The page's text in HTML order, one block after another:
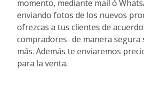
momento, mediante mail ó
enviando fotos de los nuevos
ofrezcas a tus clientes de
compradores- de manera segura
más. Además te enviaremos
para la venta.